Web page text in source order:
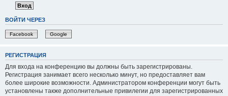
ВОЙТИ ЧЕРЕЗ
Facebook Google
РЕГИСТРАЦИЯ
Для входа на конференцию вы должны быть зарегистрированы.
Регистрация занимает всего несколько минут, но предоставляет вам
более широкие возможности. Администратором конференции могут быть
установлены также дополнительные привилегии для зарегистрированных